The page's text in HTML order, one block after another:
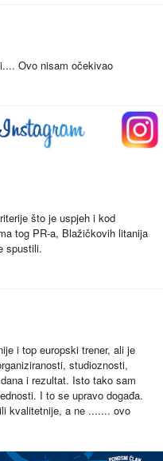
Ovo nisam očekivao
što je uspjeh i kod
tog PR-a, Blažičkovih litanija
spustili.
i top europski trener, ali je
studioznosti,
i rezultat. Isto tako sam
I to se upravo događa.
kvalitetnije, a ne ....... ovo